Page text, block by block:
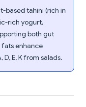
based tahini (rich in
rich yogurt,
both gut
fats enhance
E, K from salads.